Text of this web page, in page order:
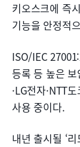
키오스크에 즉
기능을 안정적
ISO/IEC
등록 등 높은
·LG전자·NTT
사용 중이다.
내년 출시될 ‘